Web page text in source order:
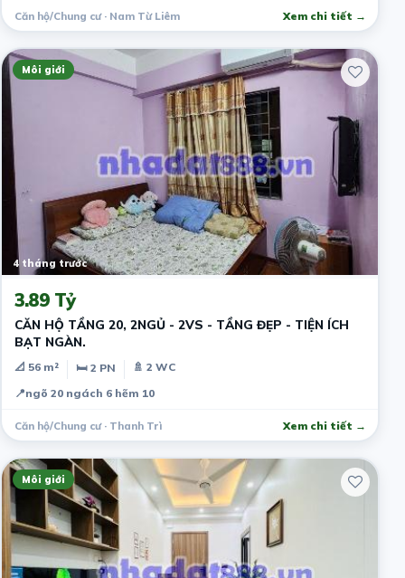
Căn hộ/Chung cư · Nam Từ Liêm Xem chi tiết →
Môi giới
4 tháng trước
3.89 Tỷ
CĂN HỘ TẦNG 20, 2NGỦ - 2VS - TẦNG ĐẸP - TIỆN ÍCH
BẠT NGÀN.
📐 56 m² 🛏 2 PN
🚿 2 WC
📍ngõ 20 ngách 6 hẽm 10
Căn hộ/Chung cư · Thanh Trì Xem chi tiết →
Môi giới